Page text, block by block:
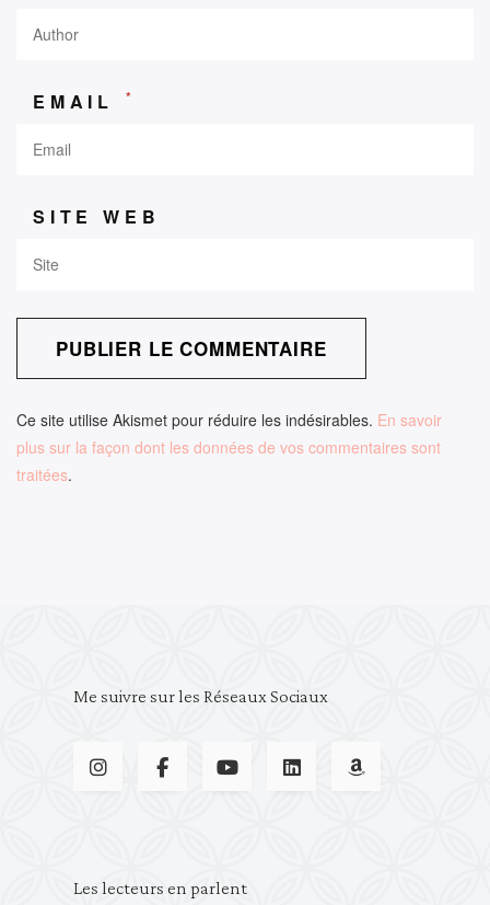
EMAIL *
SITE WEB
Ce site utilise Akismet pour réduire les indésirables. En savoir
plus sur la façon dont les données de vos commentaires sont
traitées.
Me suivre sur les Réseaux Sociaux
Les lecteurs en parlent